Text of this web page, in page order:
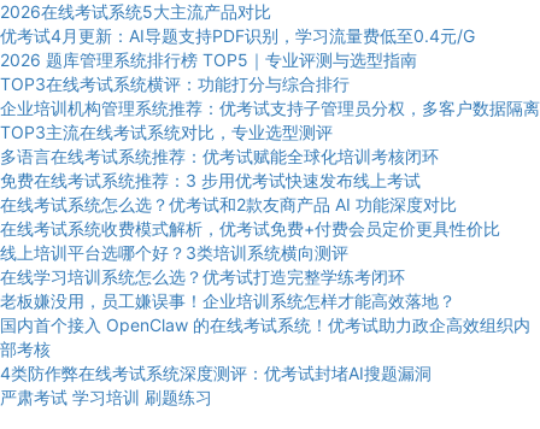
2026在线考试系统5大主流产品对比
优考试4月更新：AI导题支持PDF识别，学习流量费低至0.4元/G
2026 题库管理系统排行榜 TOP5｜专业评测与选型指南
TOP3在线考试系统横评：功能打分与综合排行
企业培训机构管理系统推荐：优考试支持子管理员分权，多客户数据隔离
TOP3主流在线考试系统对比，专业选型测评
多语言在线考试系统推荐：优考试赋能全球化培训考核闭环
免费在线考试系统推荐：3 步用优考试快速发布线上考试
在线考试系统怎么选？优考试和2款友商产品 AI 功能深度对比
在线考试系统收费模式解析，优考试免费+付费会员定价更具性价比
线上培训平台选哪个好？3类培训系统横向测评
在线学习培训系统怎么选？优考试打造完整学练考闭环
老板嫌没用，员工嫌误事！企业培训系统怎样才能高效落地？
国内首个接入 OpenClaw 的在线考试系统！优考试助力政企高效组织内
部考核
4类防作弊在线考试系统深度测评：优考试封堵AI搜题漏洞
严肃考试 学习培训 刷题练习